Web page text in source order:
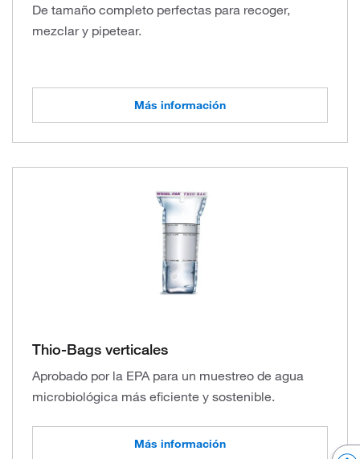
De tamaño completo perfectas para recoger,
mezclar y pipetear.
Más información
Thio-Bags verticales
Aprobado por la EPA para un muestreo de agua
microbiológica más eficiente y sostenible.
Más información